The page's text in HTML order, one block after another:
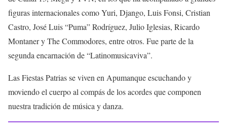
figuras internacionales como Yuri, Django, Luis Fonsi, Cristian
Castro, José Luis “Puma” Rodríguez, Julio Iglesias, Ricardo
Montaner y The Commodores, entre otros. Fue parte de la
segunda encarnación de “Latinomusicaviva”.
Las Fiestas Patrias se viven en Apumanque escuchando y
moviendo el cuerpo al compás de los acordes que componen
nuestra tradición de música y danza.